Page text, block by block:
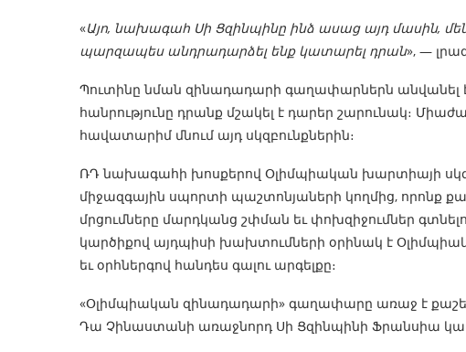
«Այո, նախագահ Սի Ցզինպինը ինձ ասաց այդ մասին,
պարզապես անդրադարձել ենք կատարել դրան», —
Պուտինը նման զինադադարի գաղափարներն անվանել
հանրությունը դրանք մշակել է դարեր շարունակ։
հավատարիմ մնում այդ սկզբունքներին։
ՌԴ նախագահի խոսքերով Օլիմպիական խարտիայի
միջազգային սպորտի պաշտոնյաների կողմից, որոնք
մրցումները մարդկանց շփման եւ փոխզիջումներ
կարծիքով այդպիսի խախտումների օրինակ է
եւ օրհներգով հանդես գալու արգելքը։
«Օլիմպիական զինադադարի» գաղափարը առաջ է
Դա Չինաստանի առաջնորդ Սի Ցզինպինի Ֆրանսիա